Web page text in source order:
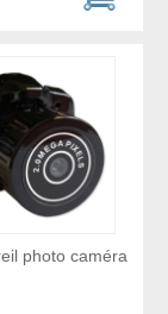
photo caméra